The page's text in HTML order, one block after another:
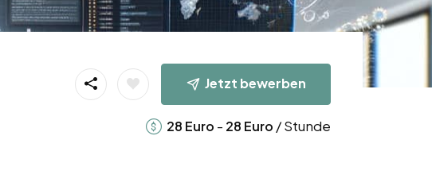
Jetzt bewerben
28 Euro - 28 Euro / Stunde